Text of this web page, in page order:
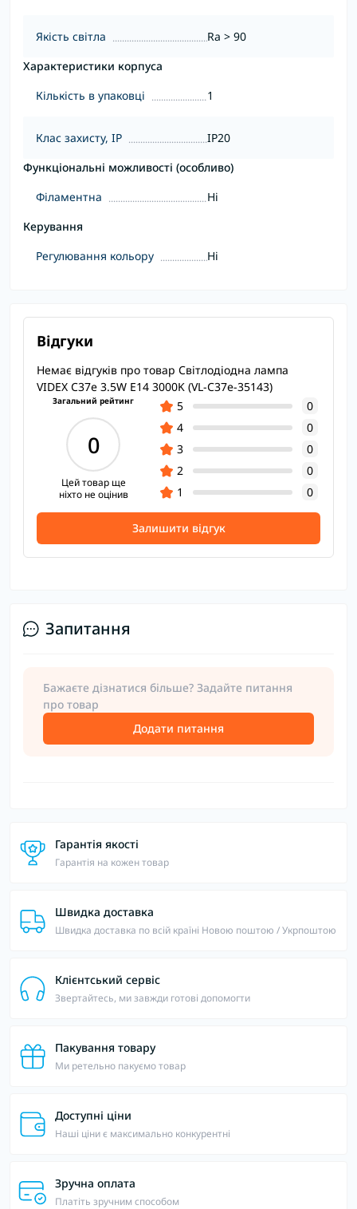
Якість світла
Ra > 90
Характеристики корпуса
Кількість в упаковці
1
Клас захисту, IP
IP20
Функціональні можливості (особливо)
Філаментна
Ні
Керування
Регулювання кольору
Ні
Відгуки
Немає відгуків про товар Світлодіодна лампа
VIDEX C37e 3.5W E14 3000K (VL-C37e-35143)
Загальний рейтинг
0
Цей товар ще
ніхто не оцінив
5
0
4
0
3
0
2
0
1
0
Залишити відгук
Запитання
Бажаєте дізнатися більше? Задайте питання
про товар
Додати питання
Гарантія якості
Гарантія на кожен товар
Швидка доставка
Швидка доставка по всій країні Новою поштою / Укрпоштою
Клієнтський сервіс
Звертайтесь, ми завжди готові допомогти
Пакування товару
Ми ретельно пакуємо товар
Доступні ціни
Наші ціни є максимально конкурентні
Зручна оплата
Платіть зручним способом